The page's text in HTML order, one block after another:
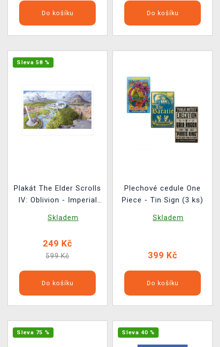
Do košíku Do košíku
Sleva 58 %
Plakát The Elder Scrolls
IV: Oblivion - Imperial
Skladem
249 Kč
599 Kč
Do košíku
Plechové cedule One
Piece - Tin Sign (3 ks)
Skladem
399 Kč
Do košíku
Sleva 75 % Sleva 40 %